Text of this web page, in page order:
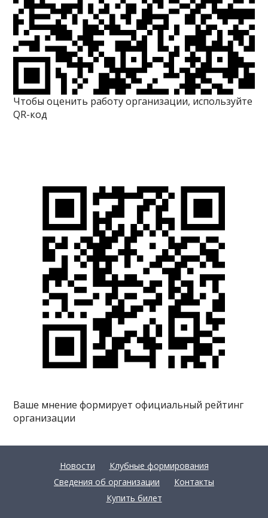
Чтобы оценить работу организации, используйте
QR-код
Ваше мнение формирует официальный рейтинг
организации
Новости
Клубные формирования
Сведения об организации
Контакты
Купить билет